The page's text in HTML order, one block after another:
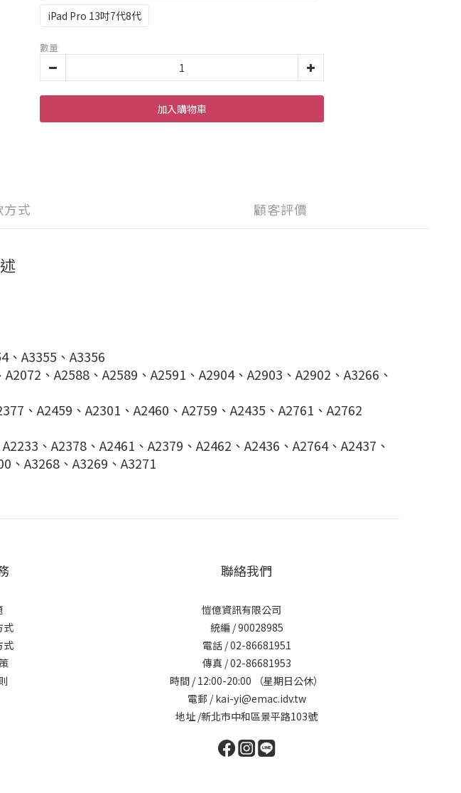
iPad Pro 13吋7代8代
數量
加入購物車
式 顧客評價
、A3355、A3356
、A2588、A2589、A2591、A2904、A2903、A2902、A3266、
、A2459、A2301、A2460、A2759、A2435、A2761、A2762
、A2378、A2461、A2379、A2462、A2436、A2764、A2437、
、A3268、A3269、A3271
式
式
聯絡我們
愷億資訊有限公司
統編 / 90028985
電話 / 02-86681951
傳真 / 02-86681953
時間 / 12:00-20:00 （星期日公休）
電郵 / kai-yi@emac.idv.tw
地址 /新北市中和區景平路103號